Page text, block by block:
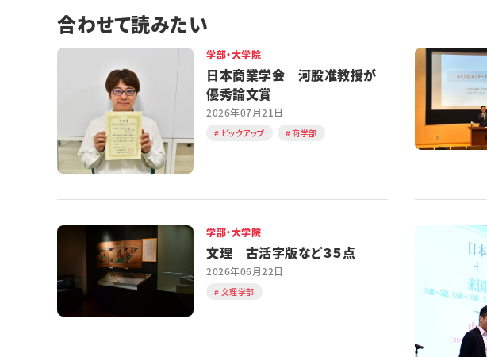
合わせて読みたい
学部・大学院
日本商業学会 河股准教授が
優秀論文賞
2026年07月21日
ピックアップ 商学部
学部・大学院
文理 古活字版など３５点
2026年06月22日
文理学部